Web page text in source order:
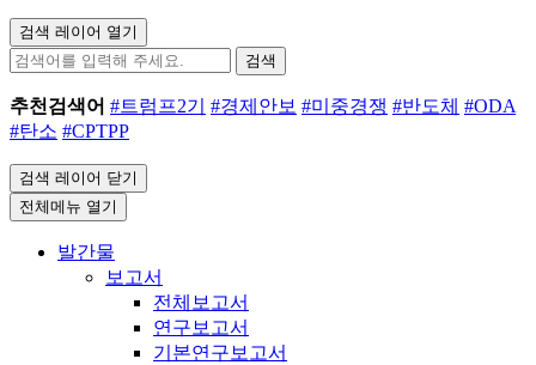
검색 레이어 열기
검색
추천검색어 #트럼프2기 #경제안보 #미중경쟁 #반도체 #ODA
#탄소 #CPTPP
검색 레이어 닫기
전체메뉴 열기
발간물
보고서
전체보고서
연구보고서
기본연구보고서